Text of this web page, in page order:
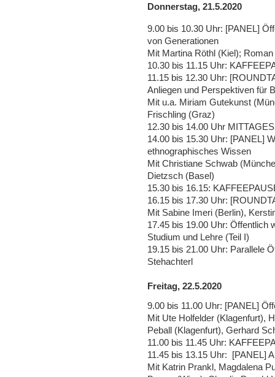
Donnerstag, 21.5.2020
9.00 bis 10.30 Uhr: [PANEL]
von Generationen
Mit Martina Röthl (Kiel);
10.30 bis 11.15 Uhr:
11.15 bis 12.30 Uhr:
Anliegen und Perspektiven für
Mit u.a. Miriam Gutekunst
Frischling (Graz)
12.30 bis 14.00 Uhr
14.00 bis 15.30 Uhr: [PANEL]
ethnographisches Wissen
Mit Christiane Schwab
Dietzsch (Basel)
15.30 bis 16.15:
16.15 bis 17.30 Uhr:
Mit Sabine Imeri (Berlin),
17.45 bis 19.00 Uhr: Öffentlich
Studium und Lehre (Teil I)
19.15 bis 21.00 Uhr: Parallele
Stehachterl
Freitag, 22.5.2020
9.00 bis 11.00 Uhr: [PANEL]
Mit Ute Holfelder (Klagenfurt),
Peball (Klagenfurt), Gerhard
11.00 bis 11.45 Uhr:
11.45 bis 13.15 Uhr: [PANEL]
Mit Katrin Prankl, Magdalena